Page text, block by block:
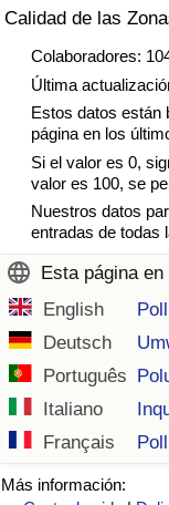
Calidad de las
Colaboradores:
Última
Estos datos están
página en los
Si el valor es 0,
valor es 100, se
Nuestros datos
entradas de todas
Esta página
English
Deutsch
Português
Italiano
Français
Más información:
Tráfico
Índice de Tráfico
Índice de Tráfico
Índice de Tráfico